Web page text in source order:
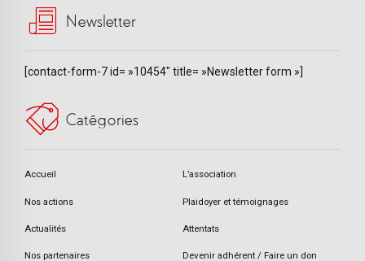
Newsletter
[contact-form-7 id= »10454″ title= »Newsletter form »]
Catégories
Accueil L’association
Nos actions Plaidoyer et témoignages
Actualités Attentats
Nos partenaires Devenir adhérent / Faire un don